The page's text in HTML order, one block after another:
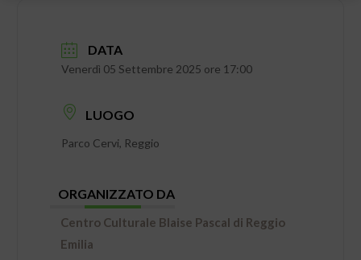
DATA
Venerdì 05 Settembre 2025 ore 17:00
LUOGO
Parco Cervi, Reggio
ORGANIZZATO DA
Centro Culturale Blaise Pascal di Reggio
Emilia